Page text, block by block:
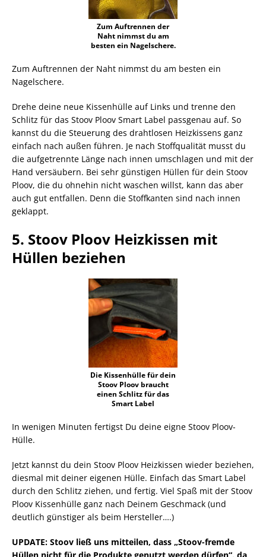
Zum Auftrennen der
Naht nimmst du am
besten ein Nagelschere.
Zum Auftrennen der Naht nimmst du am besten ein
Nagelschere.
Drehe deine neue Kissenhülle auf Links und trenne den
Schlitz für das Stoov Ploov Smart Label passgenau auf. So
kannst du die Steuerung des drahtlosen Heizkissens ganz
einfach nach außen führen. Je nach Stoffqualität musst du
die aufgetrennte Länge nach innen umschlagen und mit der
Hand versäubern. Bei sehr günstigen Hüllen für dein Stoov
Ploov, die du ohnehin nicht waschen willst, kann das aber
auch gut entfallen. Denn die Stoffkanten sind nach innen
geklappt.
5. Stoov Ploov Heizkissen mit
Hüllen beziehen
Die Kissenhülle für dein
Stoov Ploov braucht
einen Schlitz für das
Smart Label
In wenigen Minuten fertigst Du deine eigne Stoov Ploov-
Hülle.
Jetzt kannst du dein Stoov Ploov Heizkissen wieder beziehen,
diesmal mit deiner eigenen Hülle. Einfach das Smart Label
durch den Schlitz ziehen, und fertig. Viel Spaß mit der Stoov
Ploov Kissenhülle ganz nach Deinem Geschmack (und
deutlich günstiger als beim Hersteller….)
UPDATE: Stoov ließ uns mitteilen, dass „Stoov-fremde